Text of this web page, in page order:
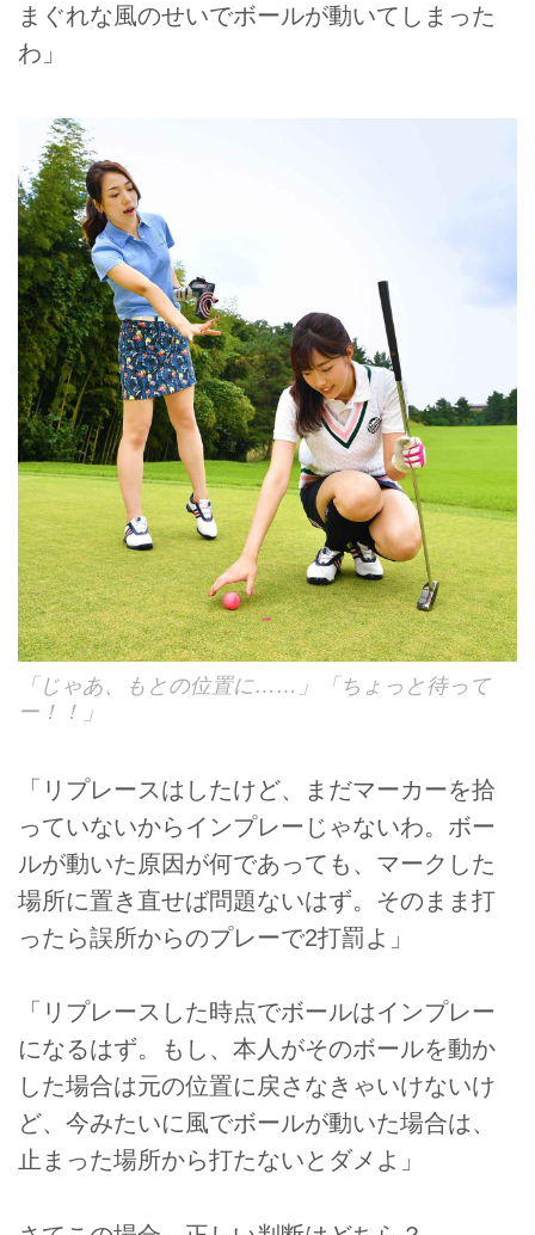
まぐれな風のせいでボールが動いてしまった
わ」
「じゃあ、もとの位置に……」「ちょっと待って
ー！！」
「リプレースはしたけど、まだマーカーを拾
っていないからインプレーじゃないわ。ボー
ルが動いた原因が何であっても、マークした
場所に置き直せば問題ないはず。そのまま打
ったら誤所からのプレーで2打罰よ」
「リプレースした時点でボールはインプレー
になるはず。もし、本人がそのボールを動か
した場合は元の位置に戻さなきゃいけないけ
ど、今みたいに風でボールが動いた場合は、
止まった場所から打たないとダメよ」